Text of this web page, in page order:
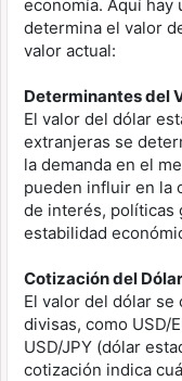
economía. Aquí hay
determina el valor
valor actual:
Determinantes del
El valor del dólar
extranjeras se
la demanda en el
pueden influir en la
de interés, políticas
estabilidad
Cotización del Dólar
El valor del dólar
divisas, como USD/
USD/JPY (dólar
cotización indica